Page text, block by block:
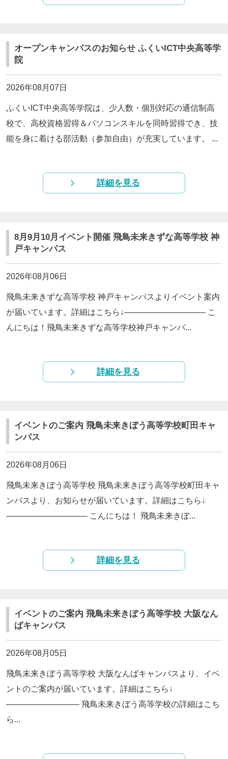
オープンキャンパスのお知らせ ふくいICT中央高等学
院
2026年08月07日
ふくいICT中央高等学院は、少人数・個別対応の通信制高
校で、高校資格習得＆パソコンスキルを同時習得でき、技
能を身に着ける部活動（参加自由）が充実しています。 ...
詳細を見る
8月9月10月イベント開催 飛鳥未来きずな高等学校 神
戸キャンパス
2026年08月06日
飛鳥未来きずな高等学校 神戸キャンパスよりイベント案内
が届いています。詳細はこちら↓—————————— こ
んにちは！飛鳥未来きずな高等学校神戸キャンパ...
詳細を見る
イベントのご案内 飛鳥未来きぼう高等学校町田キャ
ンパス
2026年08月06日
飛鳥未来きぼう高等学校 飛鳥未来きぼう高等学校町田キャ
ンパスより、お知らせが届いています。詳細はこちら↓
—————————— こんにちは！ 飛鳥未来きぼ...
詳細を見る
イベントのご案内 飛鳥未来きぼう高等学校 大阪なん
ばキャンパス
2026年08月05日
飛鳥未来きぼう高等学校 大阪なんばキャンパスより、イベ
ントのご案内が届いています。詳細はこちら↓
————————— 飛鳥未来きぼう高等学校の詳細はこち
ら...